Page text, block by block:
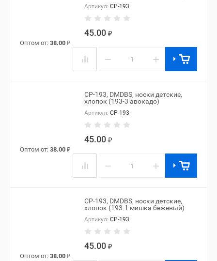
Артикул: CP-193
45.00 ₽
Оптом от: 38.00 ₽
− +
CP-193, DMDBS, носки детские,
хлопок (193-3 авокадо)
Артикул: CP-193
45.00 ₽
Оптом от: 38.00 ₽
− +
CP-193, DMDBS, носки детские,
хлопок (193-1 мишка бежевый)
Артикул: CP-193
45.00 ₽
Оптом от: 38.00 ₽